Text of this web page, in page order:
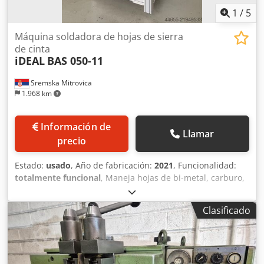
1 / 5
Sremska Mitrovica
1.968 km
Máquina soldadora de hojas de sierra
de cinta
iDEAL BAS 050-11
Información de
precio
Llamar
Estado: usado, Año de fabricación: 2021, Funcionalidad:
totalmente funcional, Maneja hojas de bi-metal, carburo,
madera e inoxidable de hasta 50 mm de ancho, con ajuste
de corriente de soldadura en 6 etapas que abarca una
amplia gama de dimensiones y materiales de hoja. El
amarre hidráulico en ambos lados —accionado mediante
pedales— deja ambas manos libres para posicionar la hoja
y garantiza un contacto de electrodo constante, con una
Clasificado